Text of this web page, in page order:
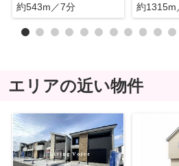
約543m／7分
約1315m
エリアの近い物件